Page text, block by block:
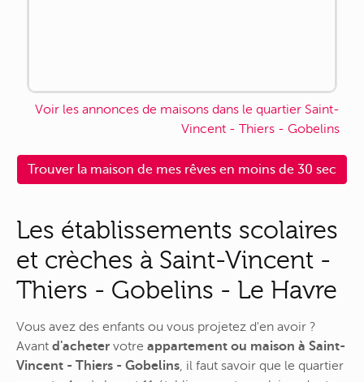
Voir les annonces de maisons dans le quartier Saint-
Vincent - Thiers - Gobelins
Trouver la maison de mes rêves en moins de 30 sec
Les établissements scolaires
et crèches à Saint-Vincent -
Thiers - Gobelins - Le Havre
Vous avez des enfants ou vous projetez d'en avoir ?
Avant d'acheter votre appartement ou maison à Saint-
Vincent - Thiers - Gobelins, il faut savoir que le quartier